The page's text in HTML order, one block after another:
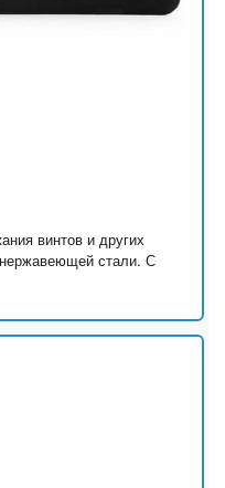
винтов и других
стали. С